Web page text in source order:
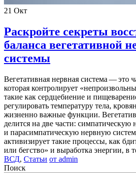
21 Окт
Раскройте секреты
баланса вегетативной
системы
Вегетативная нервная система — это
которая контролирует
такие как сердцебиение и
регулировать температуру тела,
жизненно важные функции.
делится на две части:
и парасимпатическую нервную
активизирует такие процессы, как
или бегство» и выработка энергии, в
ВСД, Статьи от admin
Поиск